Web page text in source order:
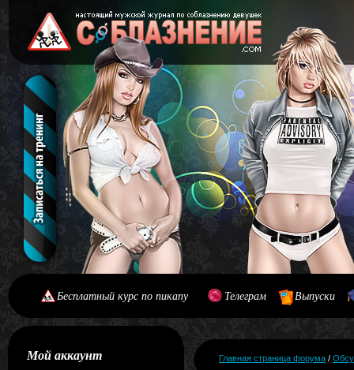
Бесплатный курс по пикапу Телеграм Выпуски
Мой аккаунт Главная страница форума /